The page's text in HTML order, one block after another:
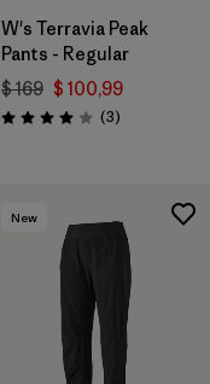
W's Terravia Peak
Pants - Regular
$ 169 $ 100,99
Valoración: 4.0 / 5
(3Comentarios
)
New